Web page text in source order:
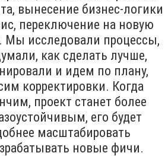
вынесение бизнес-логики
переключение на новую
Мы исследовали процессы,
как сделать лучше,
и идем по плану,
корректировки. Когда
проект станет более
его будет
масштабировать
новые фичи.